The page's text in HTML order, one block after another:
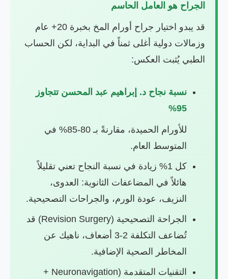
الجراح هو العامل الحاسم
قد يبدو اختيار جراح أورام المخ بخبرة 20+ عام
وزمالات دولية أغلى ثمناً في البداية، لكن الحساب
الطبي يُثبت العكس:
نسبة نجاح د. إبراهيم عبد المحسن تتجاوز
95%
للأورام الحميدة، مقارنةً بـ 80-85% في
المتوسط العام.
كل 1% زيادة في نسبة النجاح تعني تقليلاً
هائلاً في المضاعفات الثانوية: العدوى،
النزيف، عودة الورم، والجراحات التصحيحية.
الجراحة التصحيحية (Revision Surgery) قد
تُضاعف التكلفة 2-3 أضعاف، ناهيك عن
المخاطر الصحية الإضافية.
التقنيات المتقدمة (Neuronavigation +